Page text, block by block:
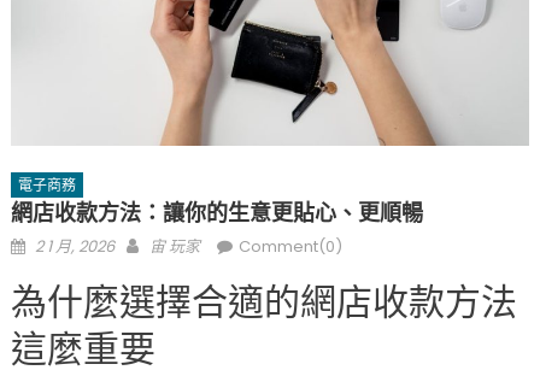
電子商務
網店收款方法：讓你的生意更貼心、更順暢
Posted
2 1 月, 2026 Author
宙 玩家 Comment(0)
為什麼選擇合適的網店收款方法
這麼重要